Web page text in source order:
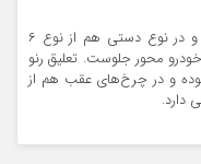
گیربکس فلوئنس اتوماتیک از نوع CVT بوده و در نوع دستی هم از نوع ۶
محور جلوست. تعلیق رنو
و در چرخ‌های عقب هم از
دارد.